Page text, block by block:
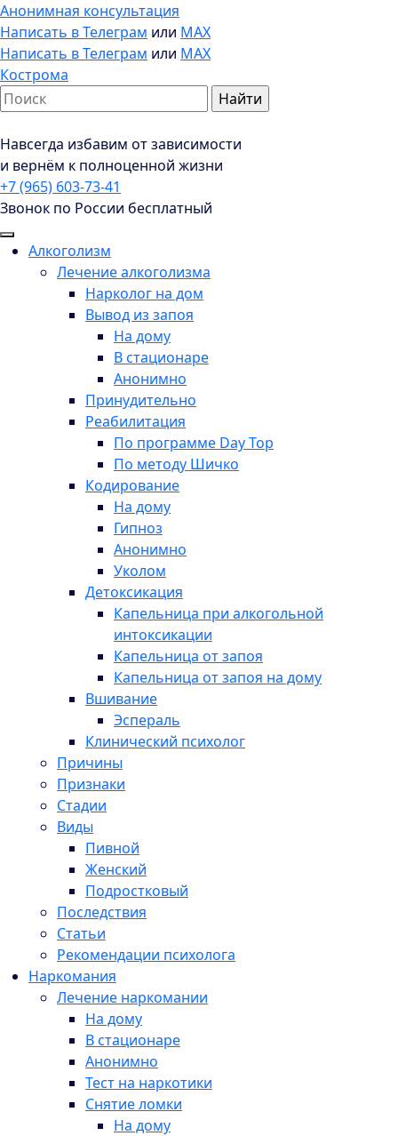
Анонимная консультация
Написать в Телеграм или MAX
Написать в Телеграм или MAX
Кострома
Навсегда избавим от зависимости
и вернём к полноценной жизни
+7 (965) 603-73-41
Звонок по России бесплатный
Алкоголизм
Лечение алкоголизма
Нарколог на дом
Вывод из запоя
На дому
В стационаре
Анонимно
Принудительно
Реабилитация
По программе Day Top
По методу Шичко
Кодирование
На дому
Гипноз
Анонимно
Уколом
Детоксикация
Капельница при алкогольной
интоксикации
Капельница от запоя
Капельница от запоя на дому
Вшивание
Эспераль
Клинический психолог
Причины
Признаки
Стадии
Виды
Пивной
Женский
Подростковый
Последствия
Статьи
Рекомендации психолога
Наркомания
Лечение наркомании
На дому
В стационаре
Анонимно
Тест на наркотики
Снятие ломки
На дому